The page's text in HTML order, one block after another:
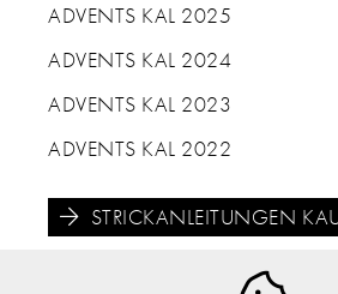
ADVENTS KAL 2025
ADVENTS KAL 2024
ADVENTS KAL 2023
ADVENTS KAL 2022
STRICKANLEITUNGEN